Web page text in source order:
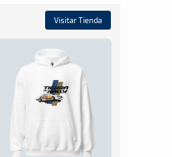
Visitar Tienda